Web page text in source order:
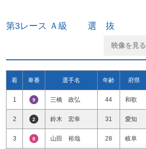
第3レース Ａ級 選 抜
映像を見る
着 車番 選手名 年齢 府県
1 9 三橋 政弘 44 和歌
2 2 鈴木 宏幸 31 愛知
3 8 山田 裕哉 28 岐阜